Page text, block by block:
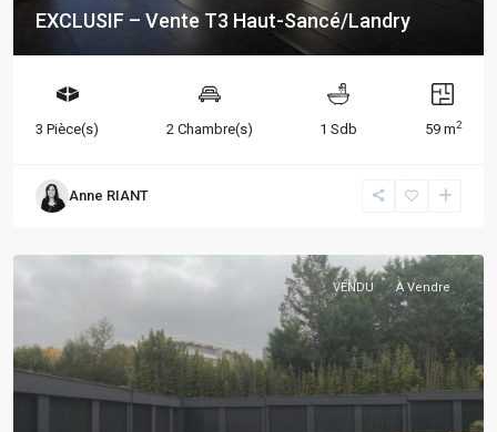
EXCLUSIF – Vente T3 Haut-Sancé/Landry
3 Pièce(s) 2 Chambre(s) 1 Sdb 59 m2
Anne RIANT
VENDU À Vendre